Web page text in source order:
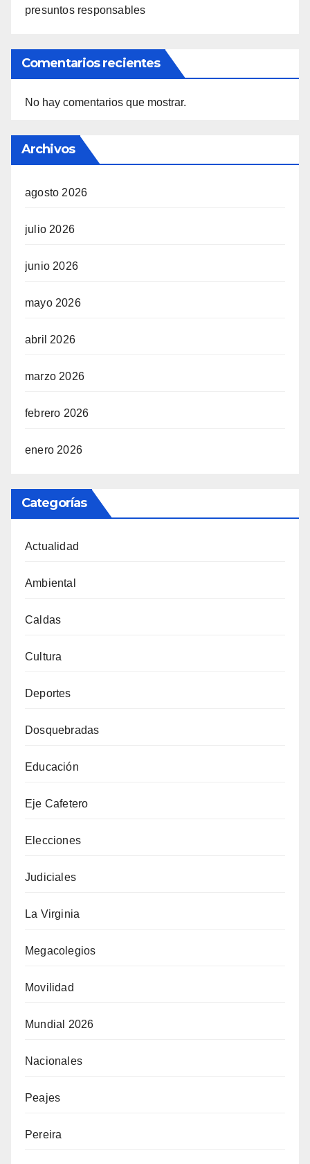
presuntos responsables
Comentarios recientes
No hay comentarios que mostrar.
Archivos
agosto 2026
julio 2026
junio 2026
mayo 2026
abril 2026
marzo 2026
febrero 2026
enero 2026
Categorías
Actualidad
Ambiental
Caldas
Cultura
Deportes
Dosquebradas
Educación
Eje Cafetero
Elecciones
Judiciales
La Virginia
Megacolegios
Movilidad
Mundial 2026
Nacionales
Peajes
Pereira